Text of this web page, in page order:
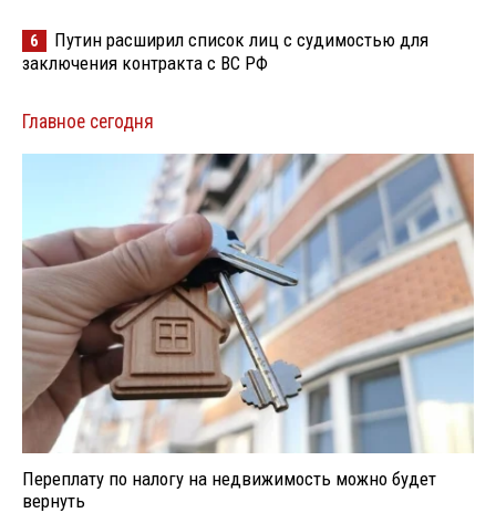
6
Путин расширил список лиц с судимостью для
заключения контракта с ВС РФ
Главное сегодня
Переплату по налогу на недвижимость можно будет
вернуть